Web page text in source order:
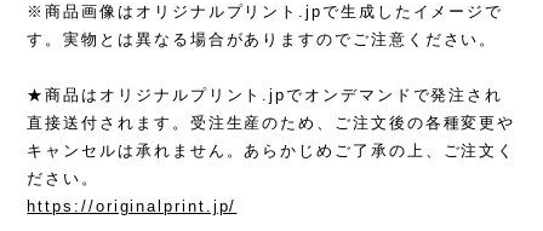
※商品画像はオリジナルプリント.jpで生成したイメージで
す。実物とは異なる場合がありますのでご注意ください。
★商品はオリジナルプリント.jpでオンデマンドで発注され
直接送付されます。受注生産のため、ご注文後の各種変更や
キャンセルは承れません。あらかじめご了承の上、ご注文く
ださい。
https://originalprint.jp/